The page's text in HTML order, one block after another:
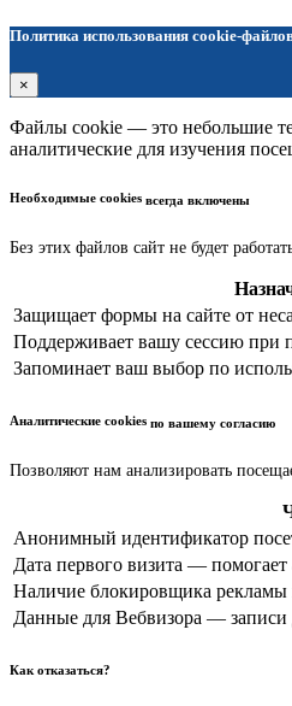
Политика использования cookie-
×
Файлы cookie — это небольшие
аналитические для изучения
Необходимые cookies всегда включены
Без этих файлов сайт не будет
Защищает формы на сайте от
Поддерживает вашу сессию при
Запоминает ваш выбор по
Аналитические cookies по вашему согласию
Позволяют нам анализировать
Анонимный идентификатор
Дата первого визита —
Наличие блокировщика рекламы
Данные для Вебвизора — записи
Как отказаться?